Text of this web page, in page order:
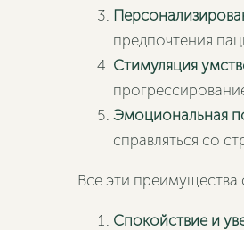
предпочтения
Стимуляция
Эмоциональная
справляться со
Все эти
Спокойствие и